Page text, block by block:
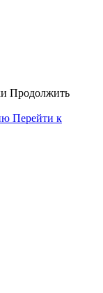
Продолжить
Перейти к